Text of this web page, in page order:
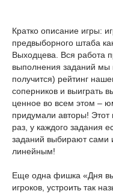
Кратко описание игры:
предвыборного штаба
Выходцева. Вся работа
выполнения заданий
получится) рейтинг
соперников и выиграть
ценное во всем этом –
придумали авторы! Этот
раз, у каждого задания
заданий выбирают сами
линейным!
Еще одна фишка «Дня
игроков, устроить так